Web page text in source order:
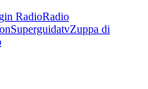
RadioRadio
SuperguidatvZuppa di